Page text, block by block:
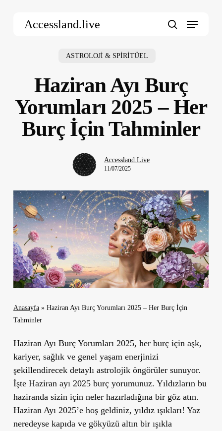
Accessland.live Menu
ASTROLOJİ & SPİRİTÜEL
Haziran Ayı Burç
Yorumları 2025 – Her
Burç İçin Tahminler
Accessland.Live
11/07/2025
Anasayfa» Haziran Ayı Burç Yorumları 2025 – Her Burç İçin
Tahminler
Haziran Ayı Burç Yorumları 2025, her burç için aşk,
kariyer, sağlık ve genel yaşam enerjinizi
şekillendirecek detaylı astrolojik öngörüler sunuyor.
İşte Haziran ayı 2025 burç yorumunuz. Yıldızların bu
haziranda sizin için neler hazırladığına bir göz atın.
Haziran Ayı 2025’e hoş geldiniz, yıldız ışıkları! Yaz
neredeyse kapıda ve gökyüzü altın bir ışıkla